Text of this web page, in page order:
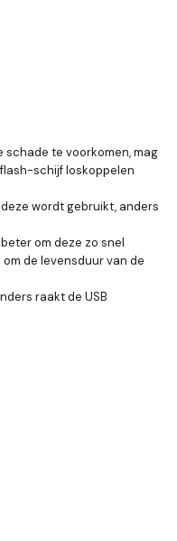
schade te voorkomen, mag
schijf loskoppelen
wordt gebruikt, anders
om deze zo snel
de levensduur van de
raakt de USB